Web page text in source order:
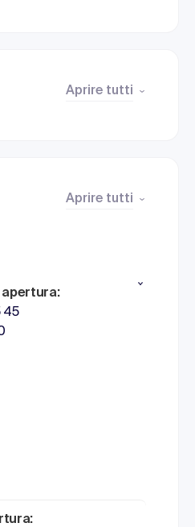
Aprire tutti
Aprire tutti
apertura:
45